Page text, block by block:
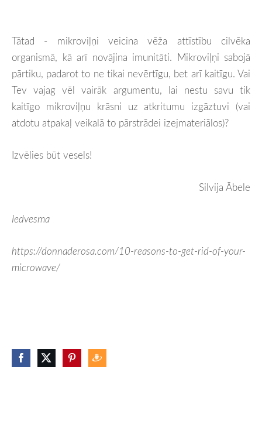
Tātad - mikroviļņi veicina vēža attīstību cilvēka
organismā, kā arī novājina imunitāti. Mikroviļņi sabojā
pārtiku, padarot to ne tikai nevērtīgu, bet arī kaitīgu. Vai
Tev vajag vēl vairāk argumentu, lai nestu savu tik
kaitīgo mikroviļņu krāsni uz atkritumu izgāztuvi (vai
atdotu atpakaļ veikalā to pārstrādei izejmateriālos)?
Izvēlies būt vesels!
Silvija Ābele
Iedvesma
https://donnaderosa.com/10-reasons-to-get-rid-of-your-
microwave/